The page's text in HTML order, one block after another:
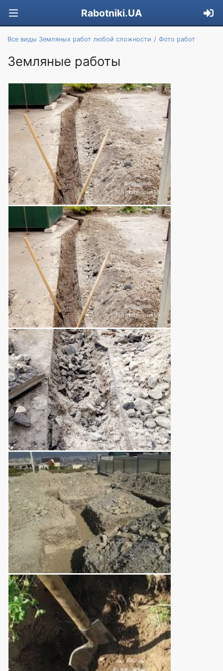
Rabotniki.UA
Все виды Земляных работ любой сложности Фото работ
Земляные работы